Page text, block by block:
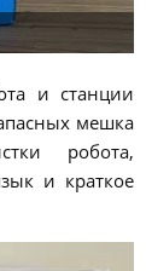
и станции
мешка
робота,
и краткое